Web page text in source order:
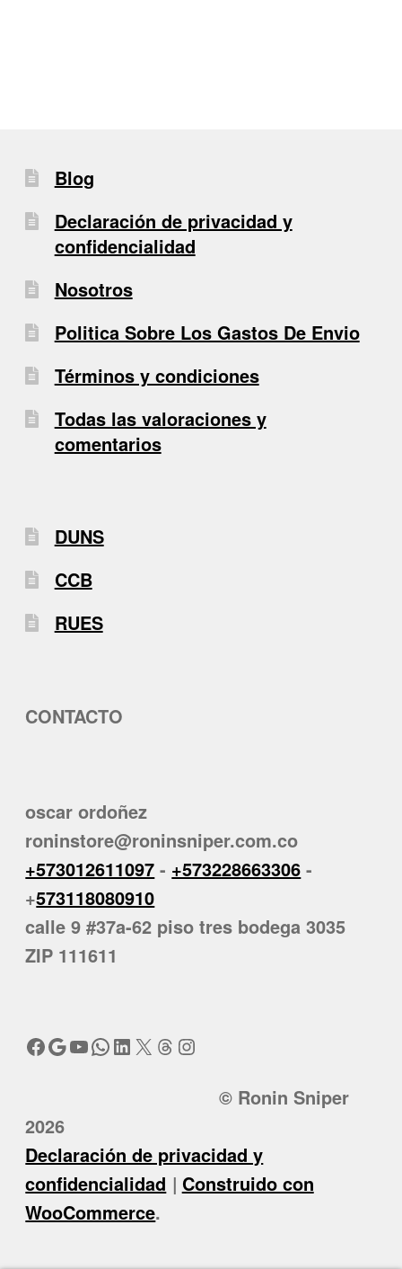
Blog
Declaración de privacidad y
confidencialidad
Nosotros
Politica Sobre Los Gastos De Envio
Términos y condiciones
Todas las valoraciones y
comentarios
DUNS
CCB
RUES
CONTACTO
oscar ordoñez
roninstore@roninsniper.com.co
+573012611097 - +573228663306 -
+573118080910
calle 9 #37a-62 piso tres bodega 3035
ZIP 111611
Facebook
Google
YouTube
WhatsApp
LinkedIn
X Threads
Instagram
© Ronin Sniper
2026
Declaración de privacidad y
confidencialidad
Construido con
WooCommerce.